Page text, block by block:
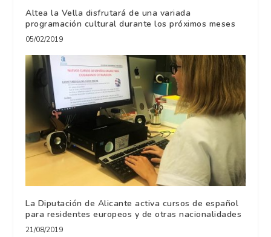
Altea la Vella disfrutará de una variada
programación cultural durante los próximos meses
05/02/2019
La Diputación de Alicante activa cursos de español
para residentes europeos y de otras nacionalidades
21/08/2019